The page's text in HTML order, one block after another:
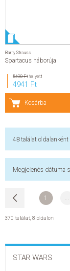
Barry Strauss
Spartacus háborúja
5490 Fthelyett
4941 Ft
Kosárba
48 találat oldalanként
Megjelenés dátuma
1 ...
370 találat, 8 oldalon
STAR WARS